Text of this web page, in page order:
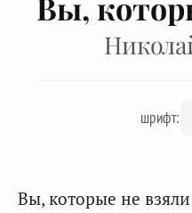
шрифт:
Вы, которые не взяли